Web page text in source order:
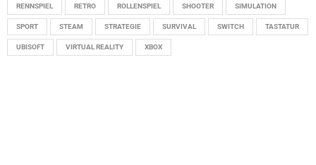
RENNSPIEL RETRO ROLLENSPIEL SHOOTER SIMULATION
SPORT STEAM STRATEGIE SURVIVAL SWITCH TASTATUR
UBISOFT VIRTUAL REALITY XBOX